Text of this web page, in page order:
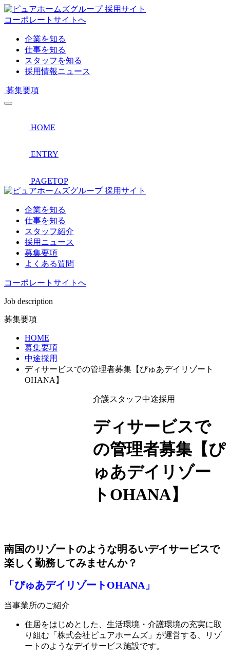
採用サイト
コーポレートサイトへ
企業を知る
仕事を知る
スタッフを知る
採用情報ニュース
募集要項
HOME
ENTRY
PAGETOP
採用サイト
企業を知る
仕事を知る
スタッフ紹介
採用ニュース
募集要項
よくある質問
コーポレートサイトへ
Job description
募集要項
HOME
募集要項
中途採用
ディサービスでの管理者募集【ぴゅあデイリゾート
OHANA】
介護スタッフ中途採用
ディサービスで
の管理者募集【ぴ
ゅあデイリゾー
トOHANA】
南国のリゾートのような明るいデイサービスで
楽しく勤務してみませんか？
「ぴゅあデイリゾートOHANA」
当事業所のご紹介
住居をはじめとした、生活環境・介護環境の充実に取
り組む「株式会社ピュアホームズ」が運営する、リゾ
ートのようなデイサービス施設です。